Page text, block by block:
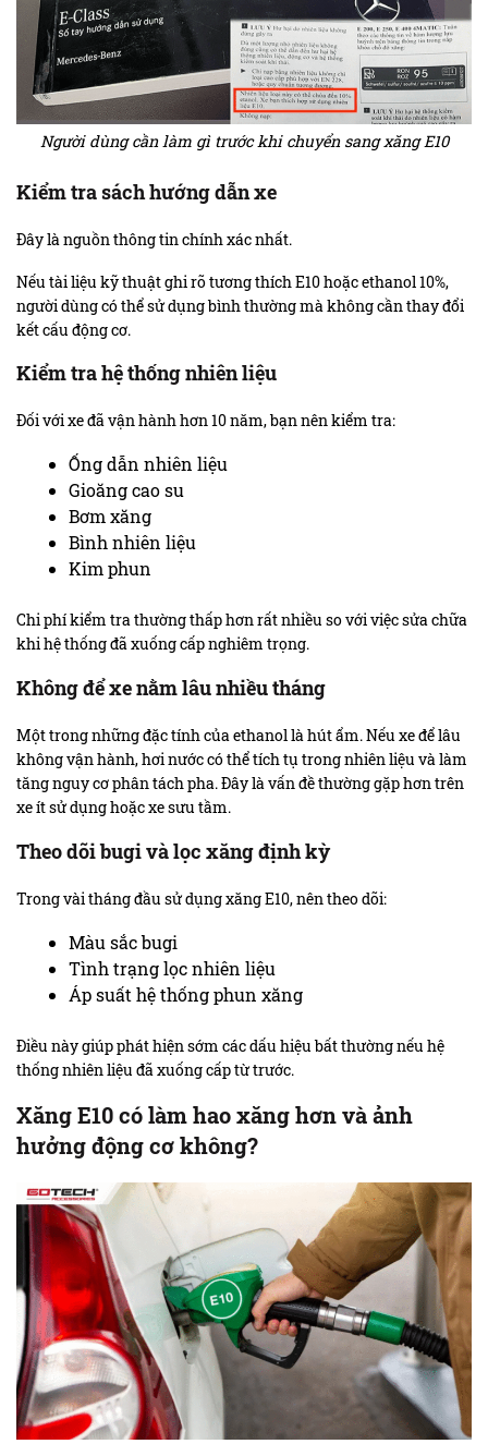
Người dùng cần làm gì trước khi chuyển sang xăng E10
Kiểm tra sách hướng dẫn xe
Đây là nguồn thông tin chính xác nhất.
Nếu tài liệu kỹ thuật ghi rõ tương thích E10 hoặc ethanol 10%,
người dùng có thể sử dụng bình thường mà không cần thay đổi
kết cấu động cơ.
Kiểm tra hệ thống nhiên liệu
Đối với xe đã vận hành hơn 10 năm, bạn nên kiểm tra:
Ống dẫn nhiên liệu
Gioăng cao su
Bơm xăng
Bình nhiên liệu
Kim phun
Chi phí kiểm tra thường thấp hơn rất nhiều so với việc sửa chữa
khi hệ thống đã xuống cấp nghiêm trọng.
Không để xe nằm lâu nhiều tháng
Một trong những đặc tính của ethanol là hút ẩm. Nếu xe để lâu
không vận hành, hơi nước có thể tích tụ trong nhiên liệu và làm
tăng nguy cơ phân tách pha. Đây là vấn đề thường gặp hơn trên
xe ít sử dụng hoặc xe sưu tầm.
Theo dõi bugi và lọc xăng định kỳ
Trong vài tháng đầu sử dụng xăng E10, nên theo dõi:
Màu sắc bugi
Tình trạng lọc nhiên liệu
Áp suất hệ thống phun xăng
Điều này giúp phát hiện sớm các dấu hiệu bất thường nếu hệ
thống nhiên liệu đã xuống cấp từ trước.
Xăng E10 có làm hao xăng hơn và ảnh
hưởng động cơ không?